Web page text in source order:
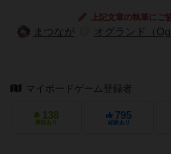
上記文章の執筆にご
まつなが オグランド（
マイボードゲーム登録者
138
興味あり
795
経験あり